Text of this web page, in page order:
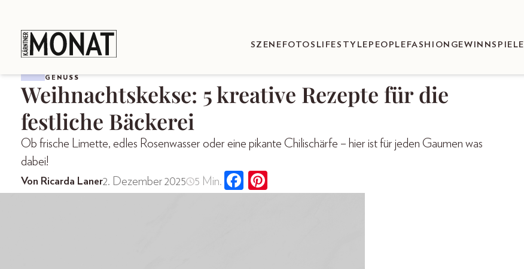
SZENEFOTOS LIFESTYLE PEOPLE FASHION GEWINNSPIELE
GENUSS
Weihnachtskekse: 5 kreative Rezepte für die
festliche Bäckerei
Ob frische Limette, edles Rosenwasser oder eine pikante Chilischärfe – hier ist für jeden Gaumen was
dabei!
Von Ricarda Laner2. Dezember 2025 5 Min.